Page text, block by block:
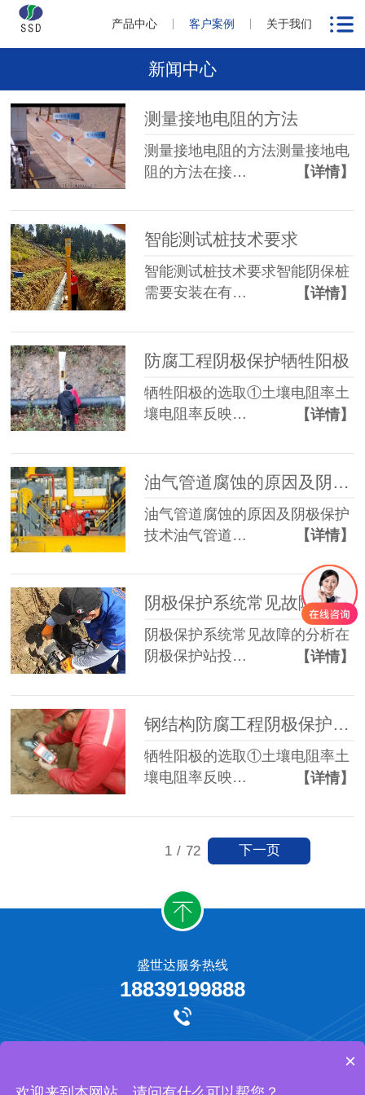
产品中心 客户案例 关于我们
新闻中心
测量接地电阻的方法
测量接地电阻的方法测量接地电
阻的方法在接…
【详情】
智能测试桩技术要求
智能测试桩技术要求智能阴保桩
需要安装在有…
【详情】
防腐工程阴极保护牺牲阳极
牺牲阳极的选取①土壤电阻率土
壤电阻率反映…
【详情】
油气管道腐蚀的原因及阴极保护技术
油气管道腐蚀的原因及阴极保护
技术油气管道…
【详情】
阴极保护系统常见故障的分析 ​​
阴极保护系统常见故障的分析在
阴极保护站投…
【详情】
钢结构防腐工程阴极保护牺牲阳极
牺牲阳极的选取①土壤电阻率土
壤电阻率反映…
【详情】
1 / 72 下一页
盛世达服务热线
18839199888
×